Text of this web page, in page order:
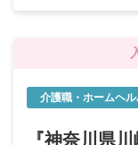
介護職・ホームヘ
『神奈川県